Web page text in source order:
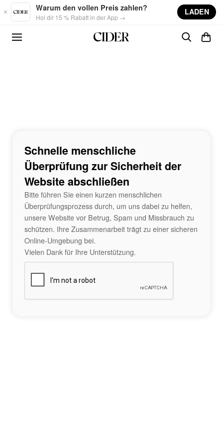
Skip to main content
Warum den vollen Preis zahlen?
Hol dir 15 % Rabatt in der App →
LADEN
Schnelle menschliche
Überprüfung zur Sicherheit der
Website abschließen
Bitte führen Sie einen kurzen menschlichen
Überprüfungsprozess durch, um uns dabei zu helfen,
unsere Website vor Betrug, Spam und Missbrauch zu
schützen. Ihre Zusammenarbeit trägt zu einer sicheren
Online-Umgebung bei.
Vielen Dank für Ihre Unterstützung.